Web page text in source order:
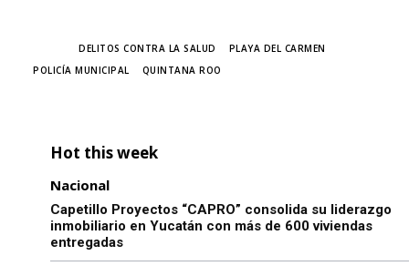
DELITOS CONTRA LA SALUD
PLAYA DEL CARMEN
POLICÍA MUNICIPAL
QUINTANA ROO
Hot this week
Nacional
Capetillo Proyectos “CAPRO” consolida su liderazgo
inmobiliario en Yucatán con más de 600 viviendas
entregadas